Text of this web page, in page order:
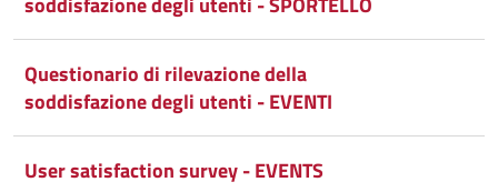
Questionario di rilevazione della
soddisfazione degli utenti - EVENTI
User satisfaction survey - EVENTS